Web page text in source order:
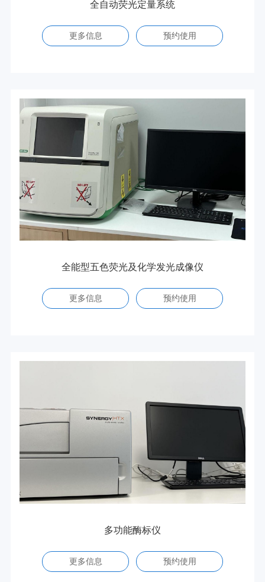
全自动荧光定量系统
更多信息 预约使用
全能型五色荧光及化学发光成像仪
更多信息 预约使用
多功能酶标仪
更多信息 预约使用